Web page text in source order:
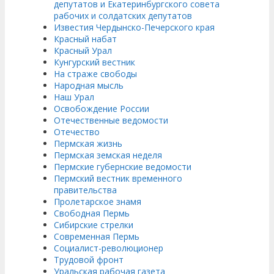
депутатов и Екатеринбургского совета
рабочих и солдатских депутатов
Известия Чердынско-Печерского края
Красный набат
Красный Урал
Кунгурский вестник
На страже свободы
Народная мысль
Наш Урал
Освобождение России
Отечественные ведомости
Отечество
Пермская жизнь
Пермская земская неделя
Пермские губернские ведомости
Пермский вестник временного
правительства
Пролетарское знамя
Свободная Пермь
Сибирские стрелки
Современная Пермь
Социалист-революционер
Трудовой фронт
Уральская рабочая газета